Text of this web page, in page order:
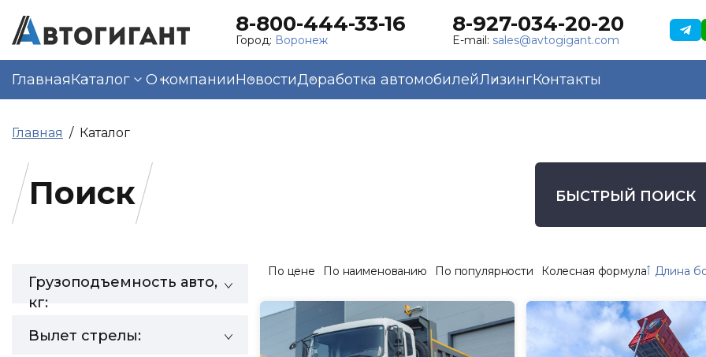
8-800-444-33-16
Город: Воронеж
8-927-034-20-20
E-mail: sales@avtogigant.com
ГлавнаяКаталог О компанииНовостиДоработка автомобилейЛизингКонтакты
Главная Каталог
Поиск БЫСТРЫЙ ПОИСК
Грузоподъемность авто,
кг:
Вылет стрелы:
По цене По наименованию По популярности Колесная формула Длина